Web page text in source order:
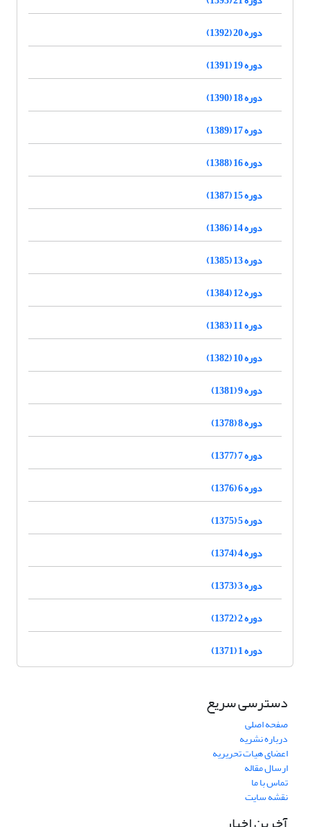
دوره 20 (1392)
دوره 19 (1391)
دوره 18 (1390)
دوره 17 (1389)
دوره 16 (1388)
دوره 15 (1387)
دوره 14 (1386)
دوره 13 (1385)
دوره 12 (1384)
دوره 11 (1383)
دوره 10 (1382)
دوره 9 (1381)
دوره 8 (1378)
دوره 7 (1377)
دوره 6 (1376)
دوره 5 (1375)
دوره 4 (1374)
دوره 3 (1373)
دوره 2 (1372)
دوره 1 (1371)
دسترسی سریع
صفحه اصلی
درباره نشریه
اعضای هیات تحریریه
ارسال مقاله
تماس با ما
نقشه سایت